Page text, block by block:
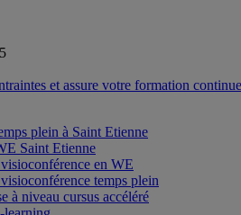
et assure votre formation
plein à Saint Etienne
Saint Etienne
en WE
temps plein
à niveau cursus accéléré